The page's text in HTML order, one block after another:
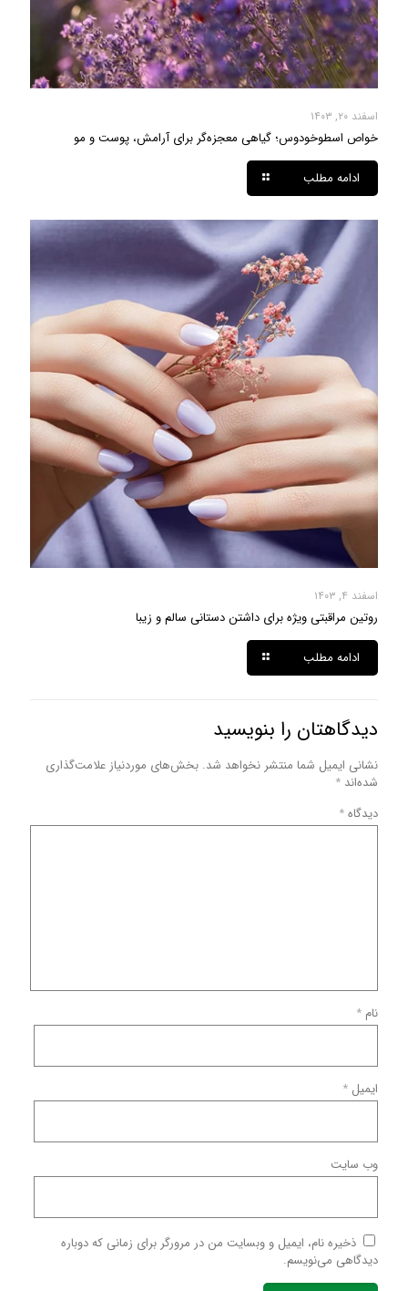
اسفند ۲۰, ۱۴۰۳
خواص اسطوخودوس؛ گیاهی معجزه‌گر برای آرامش، پوست و مو
ادامه مطلب
اسفند ۴, ۱۴۰۳
روتین مراقبتی ویژه برای داشتن دستانی سالم و زیبا
ادامه مطلب
دیدگاهتان را بنویسید
نشانی ایمیل شما منتشر نخواهد شد. بخش‌های موردنیاز علامت‌گذاری
شده‌اند *
دیدگاه*
نام *
ایمیل *
وب‌ سایت
ذخیره نام، ایمیل و وبسایت من در مرورگر برای زمانی که دوباره
دیدگاهی می‌نویسم.